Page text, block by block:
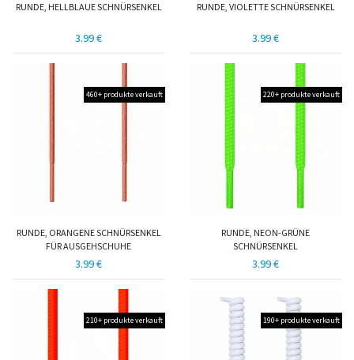
RUNDE, HELLBLAUE SCHNÜRSENKEL
3.99 €
RUNDE, VIOLETTE SCHNÜRSENKEL
3.99 €
460+ produkte verkauft
RUNDE, ORANGENE SCHNÜRSENKEL
FÜR AUSGEHSCHUHE
3.99 €
220+ produkte verkauft
RUNDE, NEON-GRÜNE
SCHNÜRSENKEL
3.99 €
210+ produkte verkauft 190+ produkte verkauft